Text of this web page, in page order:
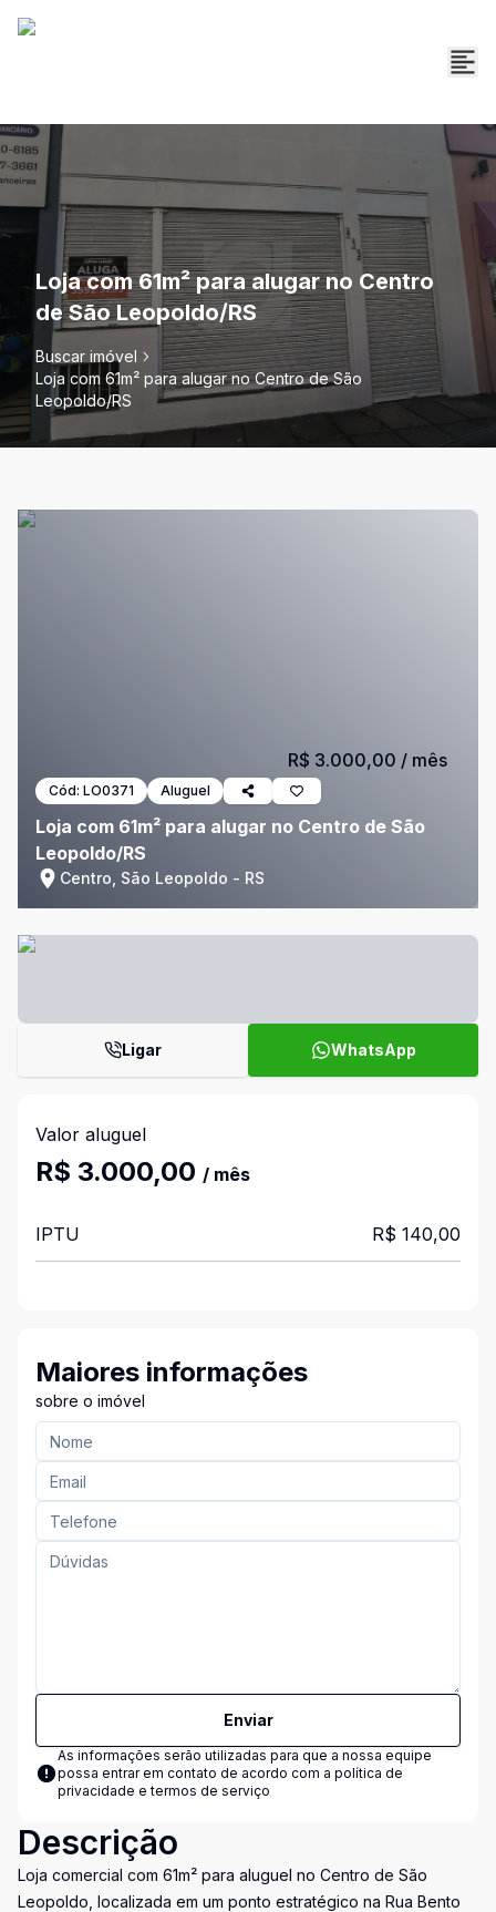
Loja com 61m² para alugar no Centro
de São Leopoldo/RS
Buscar imóvel
Loja com 61m² para alugar no Centro de São
Leopoldo/RS
Cód: LO0371 Aluguel
Loja com 61m² para alugar no Centro de São
Leopoldo/RS
Centro, São Leopoldo - RS
R$ 3.000,00 / mês
Ligar WhatsApp
Valor aluguel
R$ 3.000,00 / mês
IPTU R$ 140,00
Maiores informações
sobre o imóvel
Enviar
As informações serão utilizadas para que a nossa equipe
possa entrar em contato de acordo com a política de
privacidade e termos de serviço
Descrição
Loja comercial com 61m² para aluguel no Centro de São
Leopoldo, localizada em um ponto estratégico na Rua Bento